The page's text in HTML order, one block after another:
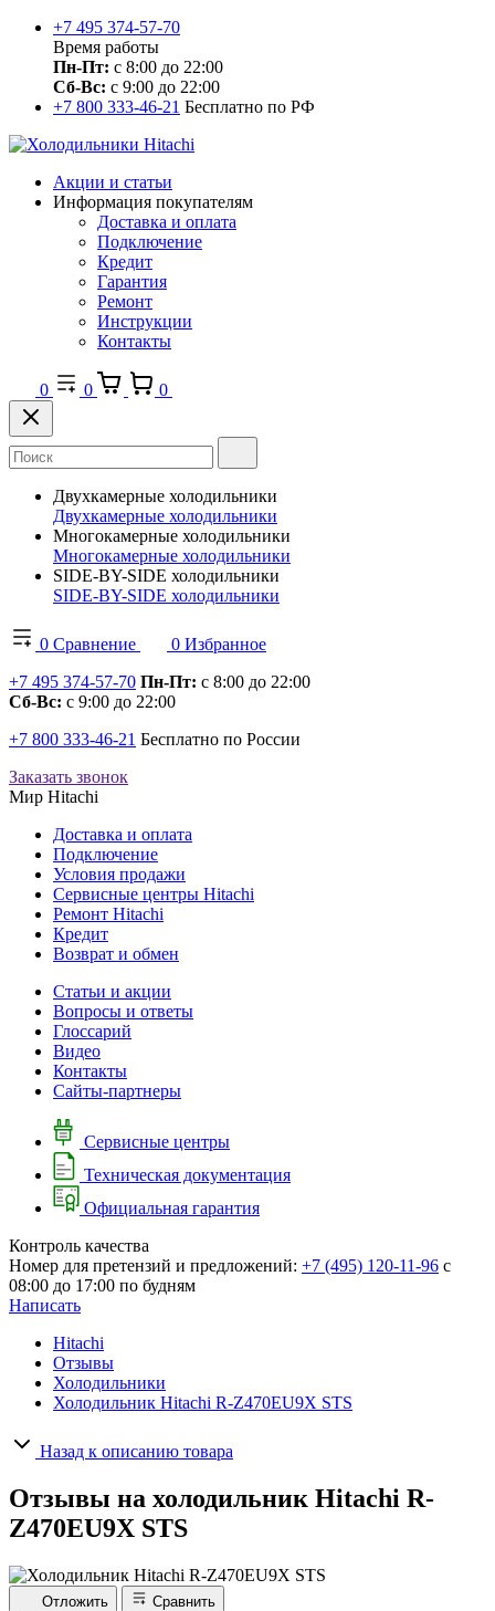
+7 495 374-57-70
Время работы
Пн-Пт: с 8:00 до 22:00
Сб-Вс: с 9:00 до 22:00
+7 800 333-46-21 Бесплатно по РФ
Акции и статьи
Информация покупателям
Доставка и оплата
Подключение
Кредит
Гарантия
Ремонт
Инструкции
Контакты
0 0 0
Двухкамерные холодильники
Двухкамерные холодильники
Многокамерные холодильники
Многокамерные холодильники
SIDE-BY-SIDE холодильники
SIDE-BY-SIDE холодильники
0 Сравнение 0 Избранное
+7 495 374-57-70 Пн-Пт: с 8:00 до 22:00
Сб-Вс: с 9:00 до 22:00
+7 800 333-46-21 Бесплатно по России
Заказать звонок
Мир Hitachi
Доставка и оплата
Подключение
Условия продажи
Сервисные центры Hitachi
Ремонт Hitachi
Кредит
Возврат и обмен
Cтатьи и акции
Вопросы и ответы
Глоссарий
Видео
Контакты
Сайты-партнеры
Сервисные центры
Техническая документация
Официальная гарантия
Контроль качества
Номер для претензий и предложений: +7 (495) 120-11-96 с
08:00 до 17:00 по будням
Написать
Hitachi
Отзывы
Холодильники
Холодильник Hitachi R-Z470EU9X STS
Назад к описанию товара
Отзывы на холодильник Hitachi R-
Z470EU9X STS
Отложить Сравнить